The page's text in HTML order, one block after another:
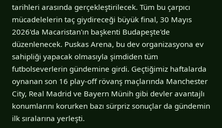
tarihleri arasında gerçekleştirilecek. Tüm bu çarpıcı
mücadelelerin taç giydireceği büyük final, 30 Mayıs
2026'da Macaristan'ın başkenti Budapeşte'de
düzenlenecek. Puskas Arena, bu dev organizasyona ev
sahipliği yapacak olmasıyla şimdiden tüm
futbolseverlerin gündemine girdi. Geçtiğimiz haftalarda
oynanan son 16 play-off rövanş maçlarında Manchester
City, Real Madrid ve Bayern Münih gibi devler avantajlı
konumlarını korurken bazı sürpriz sonuçlar da gündemin
ilk sıralarına yerleşti.